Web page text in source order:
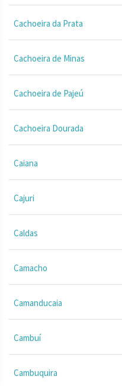
Cachoeira da Prata
Cachoeira de Minas
Cachoeira de Pajeú
Cachoeira Dourada
Caiana
Cajuri
Caldas
Camacho
Camanducaia
Cambuí
Cambuquira